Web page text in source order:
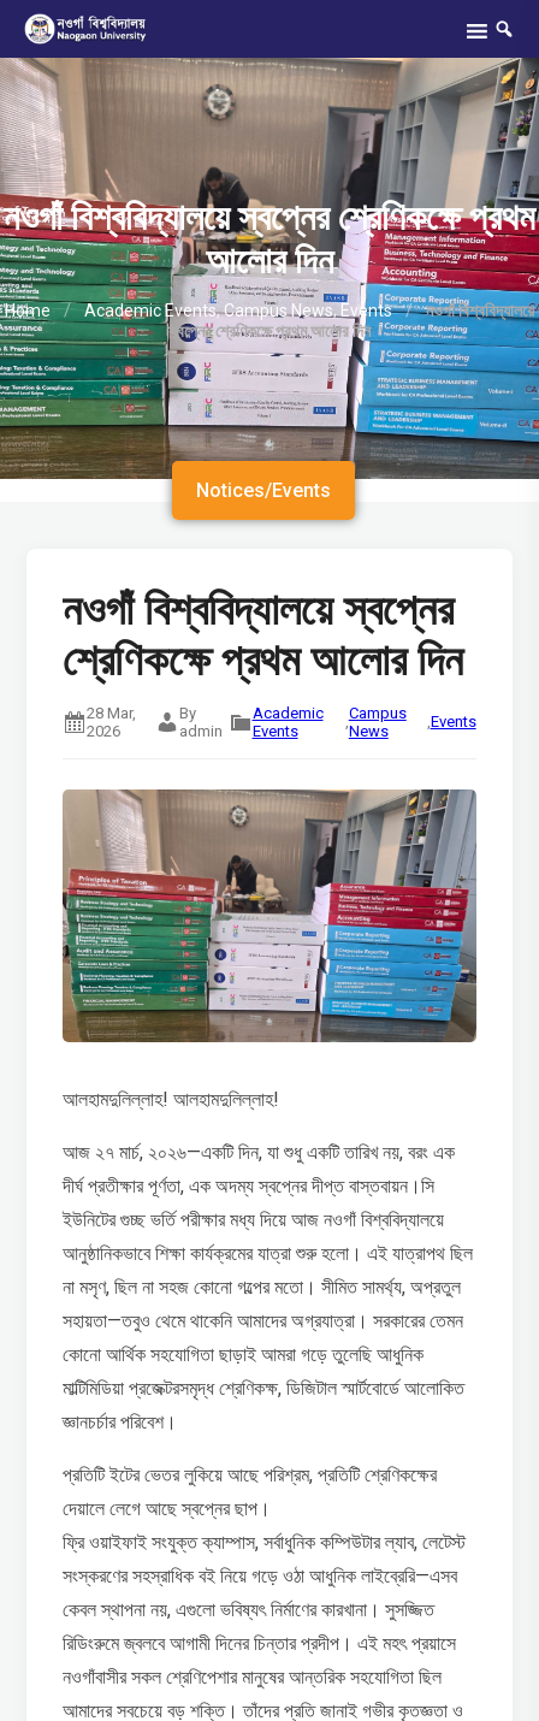
নওগাঁ বিশ্ববিদ্যালয়ে স্বপ্নের শ্রেণিকক্ষে প্রথম
আলোর দিন
Home / Academic Events,Campus News,Events / নওগাঁ বিশ্ববিদ্যালয়ে
স্বপ্নের শ্রেণিকক্ষে প্রথম আলোর দিন
Notices/Events
নওগাঁ বিশ্ববিদ্যালয়ে স্বপ্নের
শ্রেণিকক্ষে প্রথম আলোর দিন
28 Mar,
2026
By
admin
Academic
Events
,Campus
News
,Events
আলহামদুলিল্লাহ! আলহামদুলিল্লাহ!
আজ ২৭ মার্চ, ২০২৬—একটি দিন, যা শুধু একটি তারিখ নয়, বরং এক
দীর্ঘ প্রতীক্ষার পূর্ণতা, এক অদম্য স্বপ্নের দীপ্ত বাস্তবায়ন।সি
ইউনিটের গুচ্ছ ভর্তি পরীক্ষার মধ্য দিয়ে আজ নওগাঁ বিশ্ববিদ্যালয়ে
আনুষ্ঠানিকভাবে শিক্ষা কার্যক্রমের যাত্রা শুরু হলো। এই যাত্রাপথ ছিল
না মসৃণ, ছিল না সহজ কোনো গল্পের মতো। সীমিত সামর্থ্য, অপ্রতুল
সহায়তা—তবুও থেমে থাকেনি আমাদের অগ্রযাত্রা। সরকারের তেমন
কোনো আর্থিক সহযোগিতা ছাড়াই আমরা গড়ে তুলেছি আধুনিক
মাল্টিমিডিয়া প্রজেক্টরসমৃদ্ধ শ্রেণিকক্ষ, ডিজিটাল স্মার্টবোর্ডে আলোকিত
জ্ঞানচর্চার পরিবেশ।
প্রতিটি ইটের ভেতর লুকিয়ে আছে পরিশ্রম, প্রতিটি শ্রেণিকক্ষের
দেয়ালে লেগে আছে স্বপ্নের ছাপ।
ফ্রি ওয়াইফাই সংযুক্ত ক্যাম্পাস, সর্বাধুনিক কম্পিউটার ল্যাব, লেটেস্ট
সংস্করণের সহস্রাধিক বই নিয়ে গড়ে ওঠা আধুনিক লাইব্রেরি—এসব
কেবল স্থাপনা নয়, এগুলো ভবিষ্যৎ নির্মাণের কারখানা। সুসজ্জিত
রিডিংরুমে জ্বলবে আগামী দিনের চিন্তার প্রদীপ। এই মহৎ প্রয়াসে
নওগাঁবাসীর সকল শ্রেণিপেশার মানুষের আন্তরিক সহযোগিতা ছিল
আমাদের সবচেয়ে বড় শক্তি। তাঁদের প্রতি জানাই গভীর কৃতজ্ঞতা ও